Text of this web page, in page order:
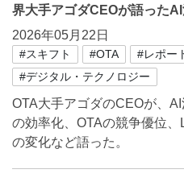
界大手アゴダCEOが語った
2026年05月22日
#スキフト #OTA #レポー
#デジタル・テクノロジー
OTA大手アゴダのCEOが、
の効率化、OTAの競争優位
の変化など語った。